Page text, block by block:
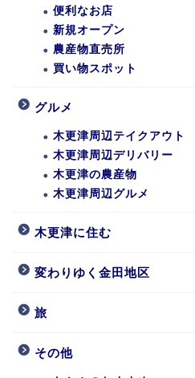
便利なお店
新規オープン
農産物直売所
買い物スポット
グルメ
木更津周辺テイクアウト
木更津周辺デリバリー
木更津の農産物
木更津周辺グルメ
木更津に住む
変わりゆく金田地区
旅
その他